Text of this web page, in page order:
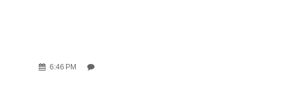
6:46 PM